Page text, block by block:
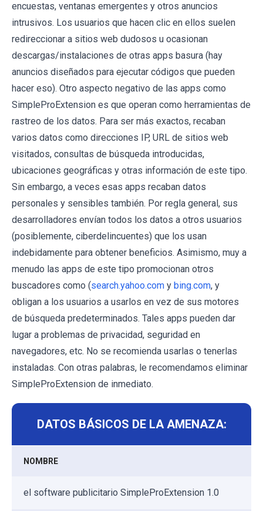
encuestas, ventanas emergentes y otros anuncios
intrusivos. Los usuarios que hacen clic en ellos suelen
redireccionar a sitios web dudosos u ocasionan
descargas/instalaciones de otras apps basura (hay
anuncios diseñados para ejecutar códigos que pueden
hacer eso). Otro aspecto negativo de las apps como
SimpleProExtension es que operan como herramientas de
rastreo de los datos. Para ser más exactos, recaban
varios datos como direcciones IP, URL de sitios web
visitados, consultas de búsqueda introducidas,
ubicaciones geográficas y otras información de este tipo.
Sin embargo, a veces esas apps recaban datos
personales y sensibles también. Por regla general, sus
desarrolladores envían todos los datos a otros usuarios
(posiblemente, ciberdelincuentes) que los usan
indebidamente para obtener beneficios. Asimismo, muy a
menudo las apps de este tipo promocionan otros
buscadores como (search.yahoo.com y bing.com, y
obligan a los usuarios a usarlos en vez de sus motores
de búsqueda predeterminados. Tales apps pueden dar
lugar a problemas de privacidad, seguridad en
navegadores, etc. No se recomienda usarlas o tenerlas
instaladas. Con otras palabras, le recomendamos eliminar
SimpleProExtension de inmediato.
DATOS BÁSICOS DE LA AMENAZA:
NOMBRE
el software publicitario SimpleProExtension 1.0